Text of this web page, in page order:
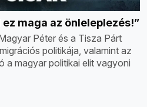
maga az önleleplezés!”
Péter és a Tisza Párt
politikája, valamint az
a magyar politikai elit vagyoni